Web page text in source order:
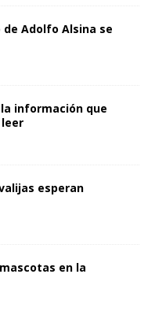
Adolfo Alsina se
información que
esperan
en la